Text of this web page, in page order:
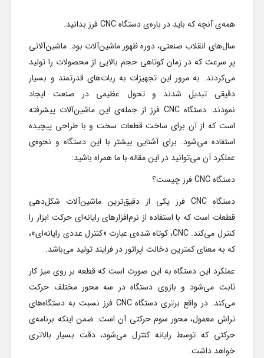
همه‌ی آنچه که باید در باره‌ی دستگاه CNC فرز بدانید.
سال‌های انقلاب صنعتی، دوره ظهور ماشین‌آلات بود. ماشین‌آلاتی
پر سرعت که در زمان کوتاهی حجم بالایی از محصولات را تولید
می‌کردند. به مرور این تجهیزات به ربات‌های قدرتمند و بسیار
دقیقی تبدیل شدند و تحول عظیمی در صنعت ایجاد
نمودند. دستگاه CNC فرز از جمله‌ی این ماشین‌آلات پیشرفته
است که از آن برای ساخت قطعات سخت و با طراحی پیچیده
استفاده می‌شود. برای آشنایی بیشتر با این دستگاه و نحوه‌ی
عملکرد آن می‌توانید در این مقاله با ما همراه باشید:
دستگاه CNC فرز چیست؟
دستگاه CNC فرز یکی از دقیق‌ترین ماشین‌آلات شکل‌دهی
قطعات است که با استفاده از نرم‌افزارهای رایانه‌ای حرکت ابزار را
کنترل می‌کند. CNC، کوتاه شده‌ی عبارت «کنترل عددی رایانه‌ای»،
که به معنای کمترین دخالت اپراتور در فرایند تولید می‌باشد.
عملکرد این دستگاه به این صورت است که قطعه بر روی میز کار
ثابت می‌شود و بازوی دستگاه در سه محور مختلف حرکت
می‌کند. در واقع برتری دستگاه CNC فرز نسبت به دستگاه‌های
تراش معمول، محور سوم حرکتی آن است. ضمن اینکه برنامه‌ی
حرکتی که توسط رایانه کنترل می‌شود، دقت بسیار بالاتری
خواهد داشت.